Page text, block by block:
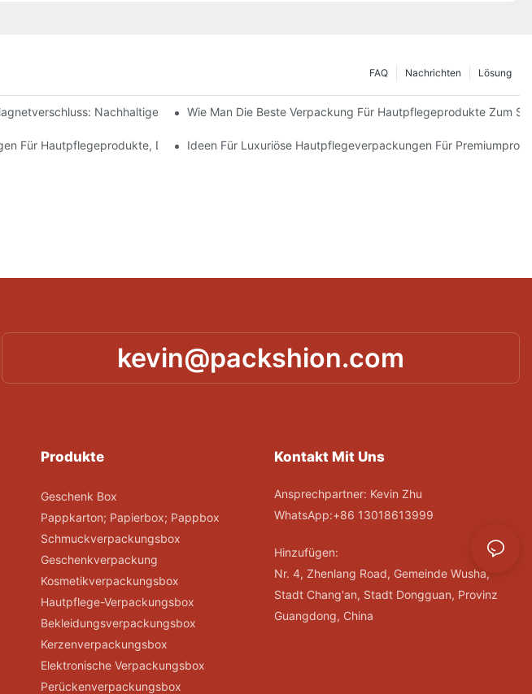
Lösung
Nachrichten
FAQ
Nachhaltige VerpackungslösungenWie Man Die Beste Verpackung Für Hautpflegeprodukte Zum
Für Hautpflegeprodukte, Die Markentreue FördernIdeen Für Luxuriöse Hautpflegeverpackungen Für
kevin@packshion.com
Produkte
Geschenk Box
Pappkarton; Papierbox; Pappbox
Schmuckverpackungsbox
Geschenkverpackung
Kosmetikverpackungsbox
Hautpflege-Verpackungsbox
Bekleidungsverpackungsbox
Kerzenverpackungsbox
Elektronische Verpackungsbox
Perückenverpackungsbox
Kontakt Mit Uns
Ansprechpartner: Kevin Zhu
WhatsApp:+86 13018613999
Hinzufügen:
Nr. 4, Zhenlang Road, Gemeinde Wusha,
Stadt Chang'an, Stadt Dongguan, Provinz
Guangdong, China